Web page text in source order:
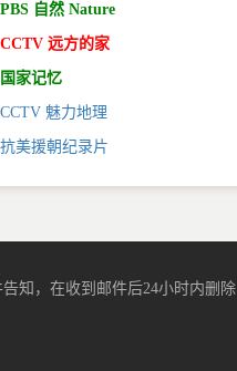
PBS 自然 Nature
CCTV 远方的家
国家记忆
CCTV 魅力地理
抗美援朝纪录片
知，在收到邮件后24小时内删除